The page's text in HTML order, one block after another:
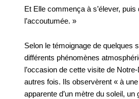
Et Elle commença à s’élever,
l’accoutumée. »
Selon le témoignage de quelques
différents phénomènes
l’occasion de cette visite de
autres fois. Ils observèrent « à
apparente d’un mètre du soleil, un